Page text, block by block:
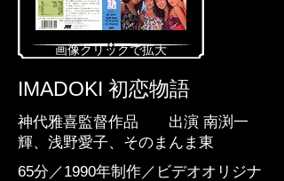
IMADOKI 初恋物語
神代雅喜監督作品 出演 南渕一
輝、浅野愛子、そのまんま東
65分／1990年制作／ビデオオリジナ
​画像クリックで拡大